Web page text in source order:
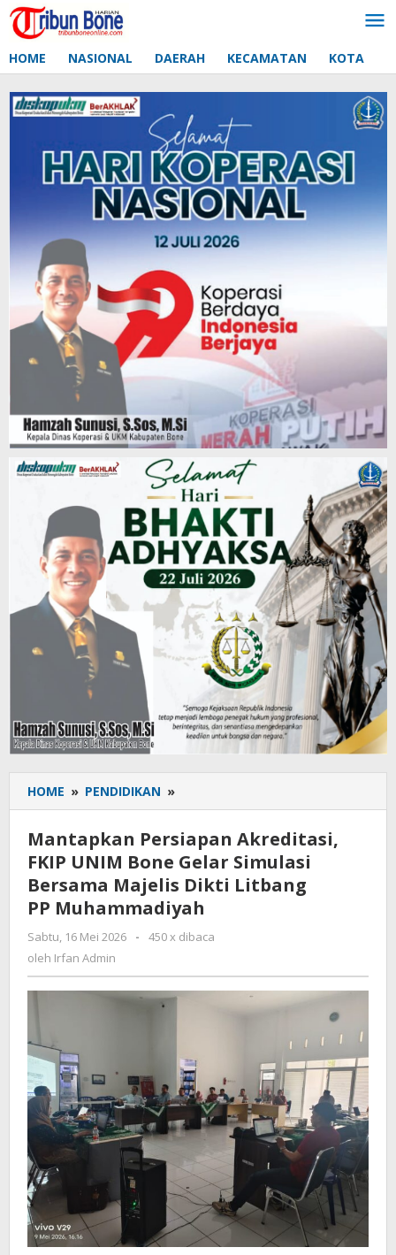
Lewati
ke
HOME NASIONAL DAERAH KECAMATAN KOTA
HOME » PENDIDIKAN »
Persiapan
Akreditasi,
FKIP
UNIM
Bone
Gelar
Bersama
Dikti
Litbang
PP Muhammadiyah
Mantapkan Persiapan Akreditasi,
FKIP UNIM Bone Gelar Simulasi
Bersama Majelis Dikti Litbang
PP Muhammadiyah
Sabtu, 16 Mei 2026
oleh
-
450 x dibaca
oleh Irfan Admin